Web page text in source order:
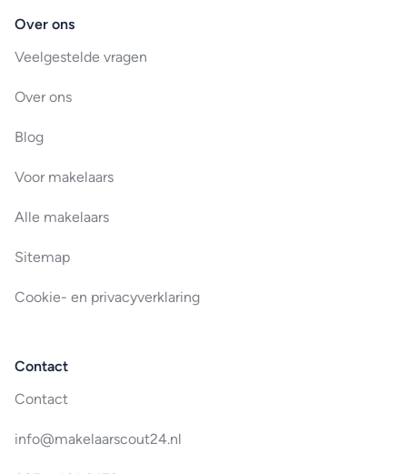
Over ons
Veelgestelde vragen
Over ons
Blog
Voor makelaars
Alle makelaars
Sitemap
Cookie- en privacyverklaring
Contact
Contact
info@makelaarscout24.nl